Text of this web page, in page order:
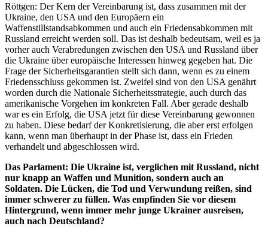
Röttgen: Der Kern der Vereinbarung ist, dass zusammen mit der
Ukraine, den USA und den Europäern ein
Waffenstillstandsabkommen und auch ein Friedensabkommen mit
Russland erreicht werden soll. Das ist deshalb bedeutsam, weil es ja
vorher auch Verabredungen zwischen den USA und Russland über
die Ukraine über europäische Interessen hinweg gegeben hat. Die
Frage der Sicherheitsgarantien stellt sich dann, wenn es zu einem
Friedensschluss gekommen ist. Zweifel sind von den USA genährt
worden durch die Nationale Sicherheitsstrategie, auch durch das
amerikanische Vorgehen im konkreten Fall. Aber gerade deshalb
war es ein Erfolg, die USA jetzt für diese Vereinbarung gewonnen
zu haben. Diese bedarf der Konkretisierung, die aber erst erfolgen
kann, wenn man überhaupt in der Phase ist, dass ein Frieden
verhandelt und abgeschlossen wird.
Das Parlament: Die Ukraine ist, verglichen mit Russland, nicht
nur knapp an Waffen und Munition, sondern auch an
Soldaten. Die Lücken, die Tod und Verwundung reißen, sind
immer schwerer zu füllen. Was empfinden Sie vor diesem
Hintergrund, wenn immer mehr junge Ukrainer ausreisen,
auch nach Deutschland?